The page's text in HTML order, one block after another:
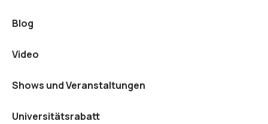
Blog
Video
Shows und Veranstaltungen
Universitätsrabatt